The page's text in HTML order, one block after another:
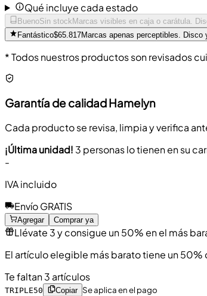
Qué incluye cada estado
BuenoSin stockMarcas visibles en caja o carátula.
Fantástico$65.817Marcas apenas perceptibles. Disco
* Todos nuestros productos son revisados
Garantía de calidad Hamelyn
Cada producto se revisa, limpia y verifica
¡Última unidad! 3 personas lo tienen en su
-
IVA incluido
Envío GRATIS
Agregar Comprar ya
Llévate 3 y consigue un 50% en el más
El artículo elegible más barato tiene un
Te faltan 3 artículos
TRIPLE50 Copiar Se aplica en el pago